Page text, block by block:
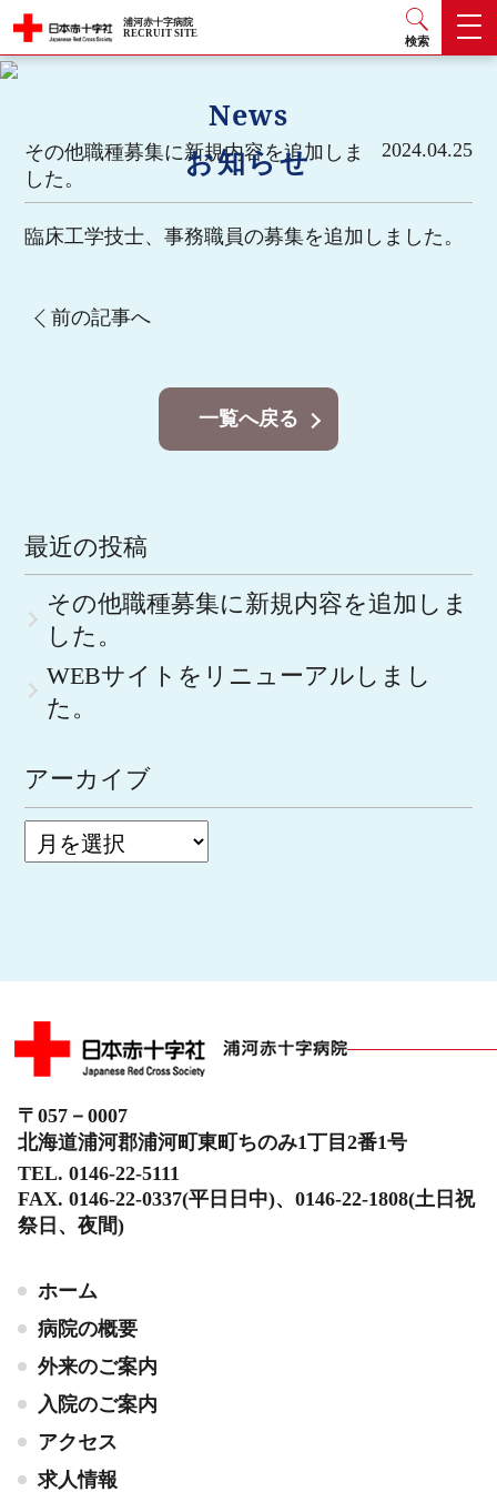
浦河赤十字病院
RECRUIT SITE
検索
News
お知らせ
2024.04.25
その他職種募集に新規内容を追加しま
した。
臨床工学技士、事務職員の募集を追加しました。
前の記事へ
一覧へ戻る
最近の投稿
その他職種募集に新規内容を追加しま
した。
WEBサイトをリニューアルしまし
た。
アーカイブ
〒057－0007
北海道浦河郡浦河町東町ちのみ1丁目2番1号
TEL. 0146-22-5111
FAX. 0146-22-0337(平日日中)、0146-22-1808(土日祝
祭日、夜間)
ホーム
病院の概要
外来のご案内
入院のご案内
アクセス
求人情報